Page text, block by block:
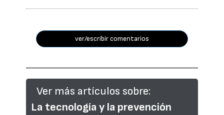
ver/escribir comentarios
Ver más artículos sobre:
La tecnología y la prevención